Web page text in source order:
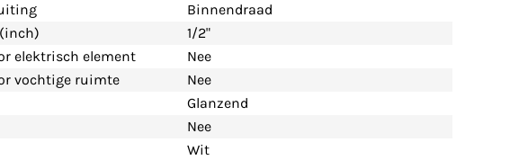
Binnendraad
1/2"
elektrisch element
Nee
vochtige ruimte
Nee
Glanzend
Nee
Wit